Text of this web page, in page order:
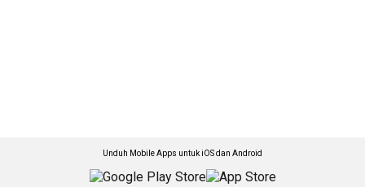
Unduh Mobile Apps untuk iOS dan Android